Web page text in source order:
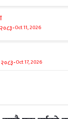
-Oct 11, 2026
-Oct 17, 2026